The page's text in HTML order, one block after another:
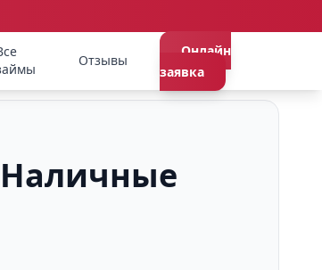
Отзывы
Онлайн
заявка
Наличные